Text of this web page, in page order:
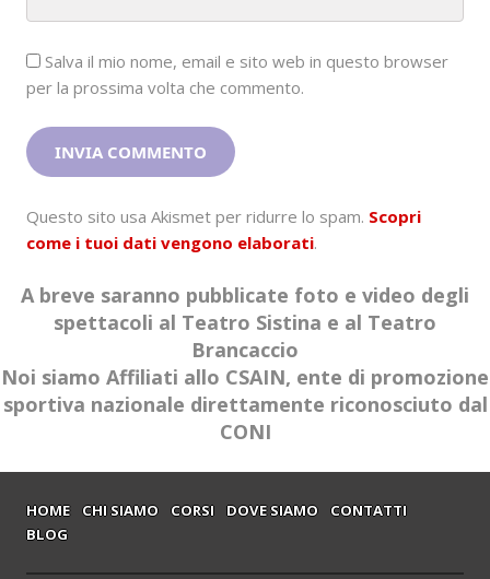
Salva il mio nome, email e sito web in questo browser
per la prossima volta che commento.
Questo sito usa Akismet per ridurre lo spam. Scopri
come i tuoi dati vengono elaborati.
A breve saranno pubblicate foto e video degli
spettacoli al Teatro Sistina e al Teatro
Brancaccio
Noi siamo Affiliati allo CSAIN, ente di promozione
sportiva nazionale direttamente riconosciuto dal
CONI
HOME CHI SIAMO CORSI DOVE SIAMO
CONTATTI
BLOG